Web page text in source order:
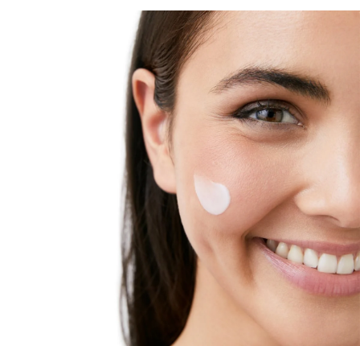
blagog preparata za čišćenje kako bi postala manje
osetljiva. Eucerin pH5 Ulje za tuširanje je razvijeno na
poseban način sa izuzetno blagim surfaktantima
pogodnim za čišćenje suve, osetljive kože. Eucerinov
jedinstveni pH Sistem ravnoteže pruža formuli
optimalnu pH vrednost kako bi zaštitila prirodna
odbrana kože i održala njena otpornost. Bogato u
prirodnim negujućim uljima, ono dopunjuje lipide, i
ostavlja negovan i svilenkasto mekan osećaj na
kožisprečavajući njeno isušivanje čak i posle česte
upotrebe. Pogodno je za upotrebu kod dece od treće